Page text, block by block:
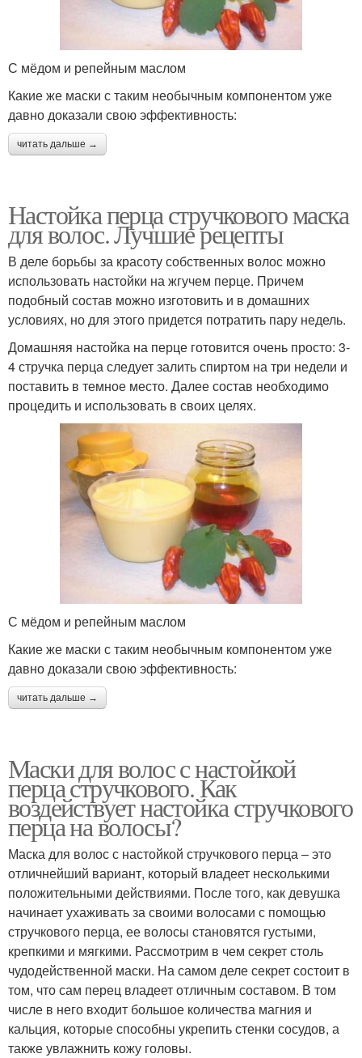
С мёдом и репейным маслом
Какие же маски с таким необычным компонентом уже
давно доказали свою эффективность:
читать дальше →
Настойка перца стручкового маска
для волос. Лучшие рецепты
В деле борьбы за красоту собственных волос можно
использовать настойки на жгучем перце. Причем
подобный состав можно изготовить и в домашних
условиях, но для этого придется потратить пару недель.
Домашняя настойка на перце готовится очень просто: 3-
4 стручка перца следует залить спиртом на три недели и
поставить в темное место. Далее состав необходимо
процедить и использовать в своих целях.
С мёдом и репейным маслом
Какие же маски с таким необычным компонентом уже
давно доказали свою эффективность:
читать дальше →
Маски для волос с настойкой
перца стручкового. Как
воздействует настойка стручкового
перца на волосы?
Маска для волос с настойкой стручкового перца – это
отличнейший вариант, который владеет несколькими
положительными действиями. После того, как девушка
начинает ухаживать за своими волосами с помощью
стручкового перца, ее волосы становятся густыми,
крепкими и мягкими. Рассмотрим в чем секрет столь
чудодейственной маски. На самом деле секрет состоит в
том, что сам перец владеет отличным составом. В том
числе в него входит большое количества магния и
кальция, которые способны укрепить стенки сосудов, а
также увлажнить кожу головы.